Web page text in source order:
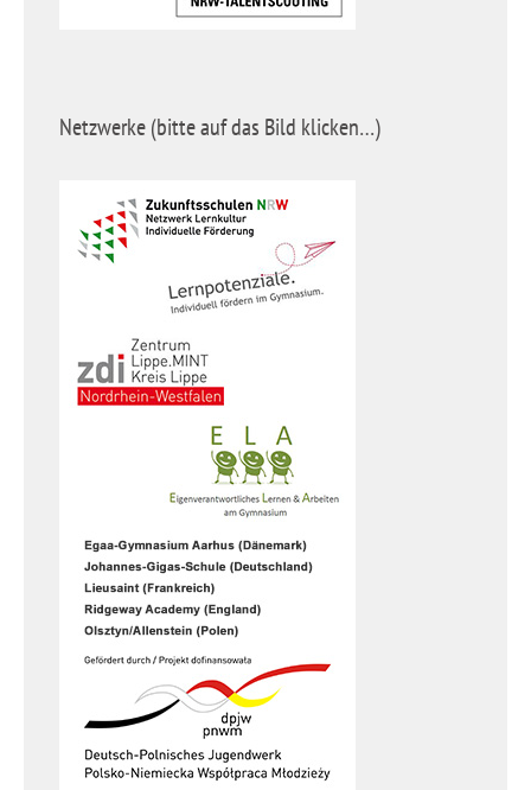
Netzwerke (bitte auf das Bild klicken…)